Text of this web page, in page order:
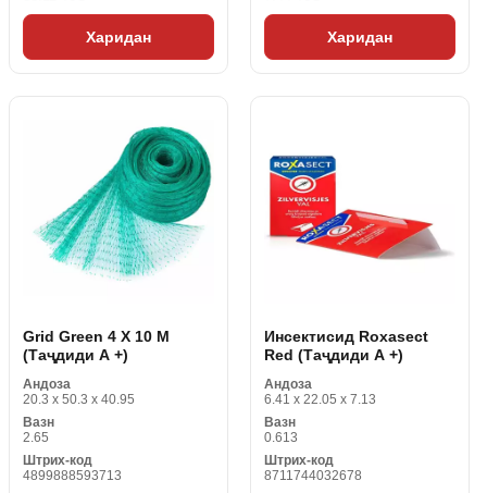
Харидан Харидан
Grid Green 4 X 10 M
(Таҷдиди A +)
Андоза
20.3 x 50.3 x 40.95
Вазн
2.65
Штрих-код
4899888593713
Инсектисид Roxasect
Red (Таҷдиди A +)
Андоза
6.41 x 22.05 x 7.13
Вазн
0.613
Штрих-код
8711744032678